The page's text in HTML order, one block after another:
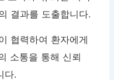
결과를 도출합니다.
협력하여 환자에게
소통을 통해 신뢰
다.